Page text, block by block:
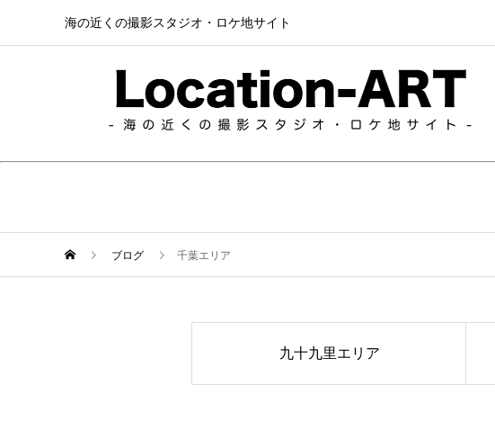
海の近くの撮影スタジオ・ロケ地サイト
ブログ 千葉エリア
九十九里エリア